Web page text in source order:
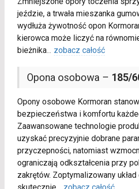
jeździe, a trwała mieszanka
wydłuża żywotność opon
kierowca może liczyć na
bieżnika... zobacz całość
Opona osobowa – 185/
Opony osobowe Kormoran
bezpieczeństwa i komfortu
Zaawansowane technologie
uzyskać precyzyjnie dobrane
przyczepności, natomiast
ograniczają odkształcenia przy
zakrętów. Zoptymalizowany